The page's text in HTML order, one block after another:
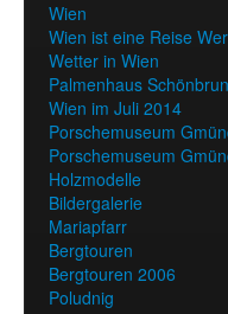
Wien
Wien ist eine Reise
Wetter in Wien
Palmenhaus
Wien im Juli 2014
Porschemuseum
Porschemuseum
Holzmodelle
Bildergalerie
Mariapfarr
Bergtouren
Bergtouren 2006
Poludnig